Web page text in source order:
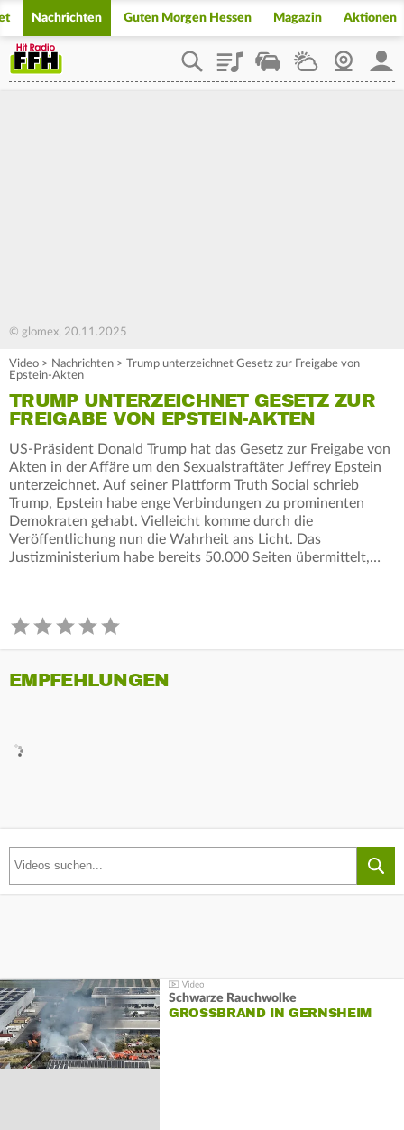
Nachrichten Guten Morgen Hessen Magazin Aktionen
PlaylistStaupilotWetterWebcam
© glomex, 20.11.2025
Video > Nachrichten > Trump unterzeichnet Gesetz zur Freigabe von
Epstein-Akten
TRUMP UNTERZEICHNET GESETZ ZUR
FREIGABE VON EPSTEIN-AKTEN
US-Präsident Donald Trump hat das Gesetz zur Freigabe von
Akten in der Affäre um den Sexualstraftäter Jeffrey Epstein
unterzeichnet. Auf seiner Plattform Truth Social schrieb
Trump, Epstein habe enge Verbindungen zu prominenten
Demokraten gehabt. Vielleicht komme durch die
Veröffentlichung nun die Wahrheit ans Licht. Das
Justizministerium habe bereits 50.000 Seiten übermittelt,…
EMPFEHLUNGEN
Schwarze Rauchwolke
GROSSBRAND IN GERNSHEIM